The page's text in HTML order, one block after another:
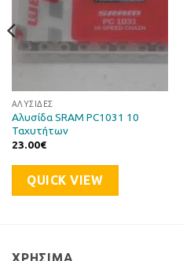
ΑΛΥΣΊΔΕΣ
Αλυσίδα SRAM PC1031 10
Ταχυτήτων
23.00€
QUICK VIEW
ΧΡΉΣΙΜΑ